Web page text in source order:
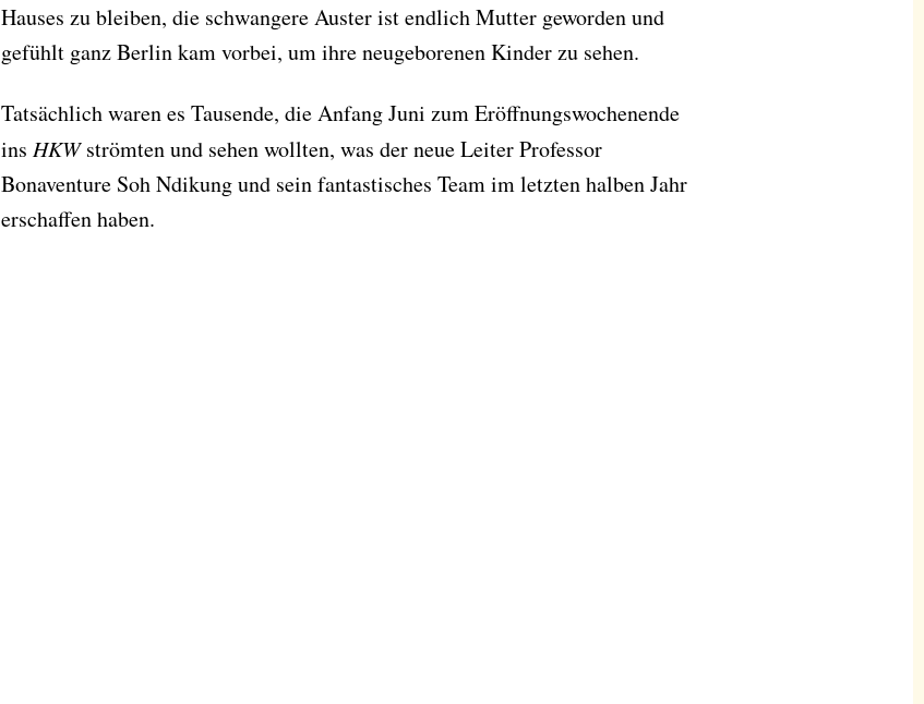
Hauses zu bleiben, die schwangere Auster ist endlich Mutter geworden und
gefühlt ganz Berlin kam vorbei, um ihre neugeborenen Kinder zu sehen.
Tatsächlich waren es Tausende, die Anfang Juni zum Eröffnungswochenende
ins HKWströmten und sehen wollten, was der neue Leiter Professor
Bonaventure Soh Ndikung und sein fantastisches Team im letzten halben Jahr
erschaffen haben.